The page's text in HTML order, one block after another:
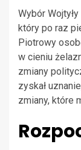
Wybór
który po raz
Piotrowy
w cieniu
zmiany
zyskał
zmiany, które